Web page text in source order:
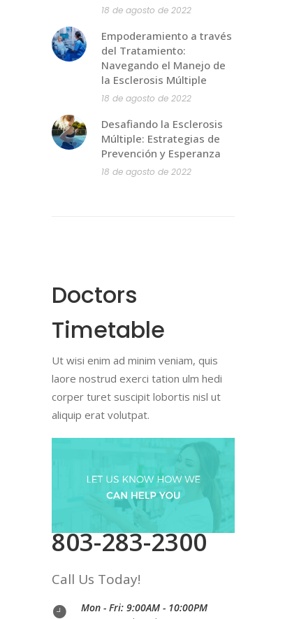
18 de agosto de 2022
Empoderamiento a través
del Tratamiento:
Navegando el Manejo de
la Esclerosis Múltiple
18 de agosto de 2022
Desafiando la Esclerosis
Múltiple: Estrategias de
Prevención y Esperanza
18 de agosto de 2022
Doctors
Timetable
Ut wisi enim ad minim veniam, quis
laore nostrud exerci tation ulm hedi
corper turet suscipit lobortis nisl ut
aliquip erat volutpat.
803-283-2300
Call Us Today!
Mon - Fri: 9:00AM - 10:00PM